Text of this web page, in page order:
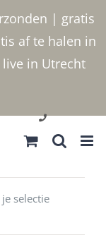
| gratis
af te halen in
in Utrecht
030 2400000
selectie